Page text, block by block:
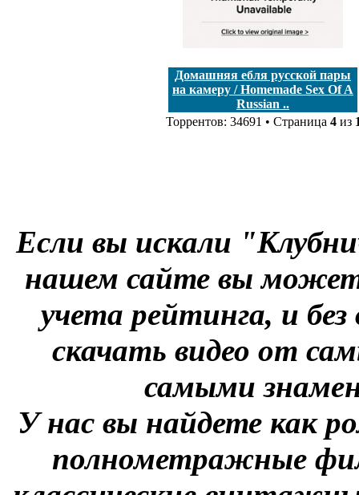
Домашняя ебля русской пары
на камеру / Homemade Sex Of A
Russian ..
Торрентов: 34691 • Страница 4 из
Если вы искали
нашем сайте вы
учета рейтинга, и
скачать видео от
самыми
У нас вы найдете как
полнометражные